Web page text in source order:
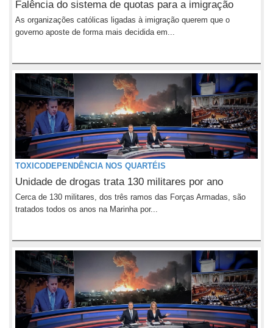
Falência do sistema de quotas para a imigração
As organizações católicas ligadas à imigração querem que o
governo aposte de forma mais decidida em...
TOXICODEPENDÊNCIA NOS QUARTÉIS
Unidade de drogas trata 130 militares por ano
Cerca de 130 militares, dos três ramos das Forças Armadas, são
tratados todos os anos na Marinha por...